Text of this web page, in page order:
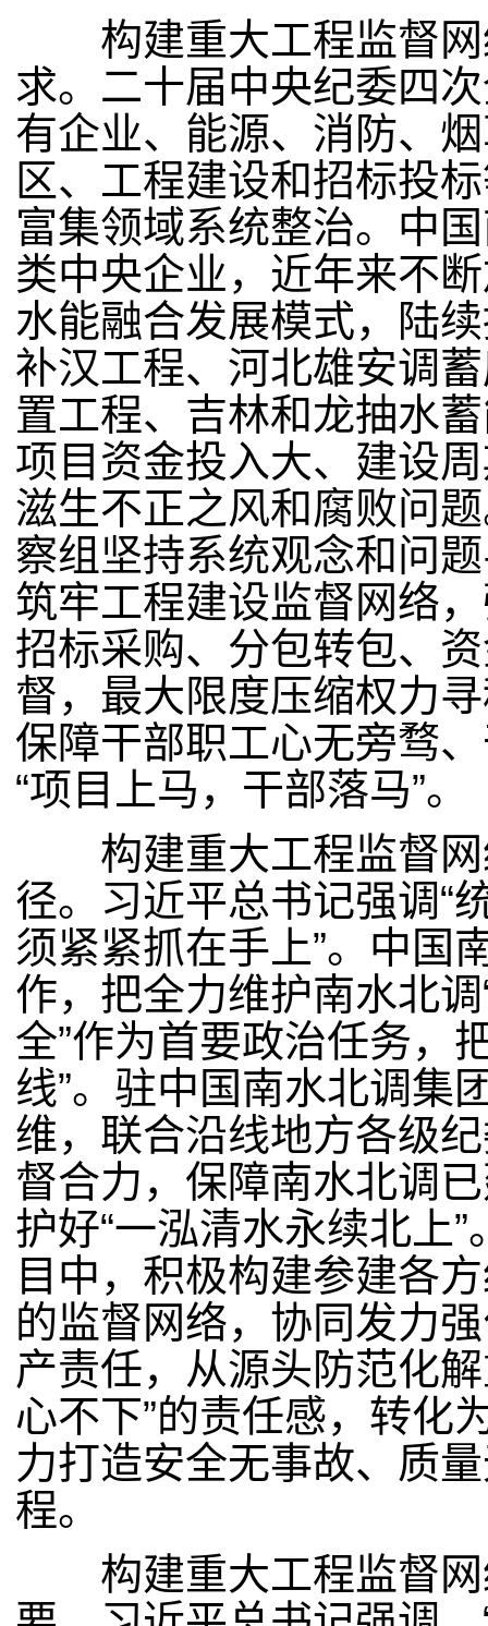
构建重大工程监督网
求。二十届中央纪委四
有企业、能源、消防、
区、工程建设和招标投
富集领域系统整治。中
类中央企业，近年来不
水能融合发展模式，陆
补汉工程、河北雄安调
置工程、吉林和龙抽水
项目资金投入大、建设
滋生不正之风和腐败问
察组坚持系统观念和问
筑牢工程建设监督网络
招标采购、分包转包、
督，最大限度压缩权力
保障干部职工心无旁骛
“项目上马，干部落马”。
构建重大工程监督网
径。习近平总书记强调“
须紧紧抓在手上”。中国
作，把全力维护南水北
全”作为首要政治任务，
线”。驻中国南水北调集
维，联合沿线地方各级
督合力，保障南水北调
护好“一泓清水永续北上
目中，积极构建参建各
的监督网络，协同发力
产责任，从源头防范化
心不下”的责任感，转化
力打造安全无事故、质
程。
构建重大工程监督网